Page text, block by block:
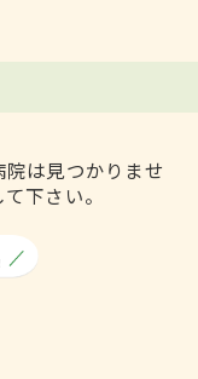
は見つかりませ
下さい。